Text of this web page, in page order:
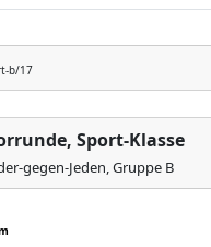
b/17
Sport-Klasse
gegen-Jeden, Gruppe B